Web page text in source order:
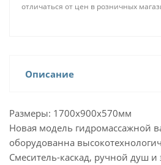
отличаться от цен в розничных
Описание
Размеры: 1700х900х570мм
Новая модель гидромассажной
оборудованна
Смеситель-каскад, ручной душ и